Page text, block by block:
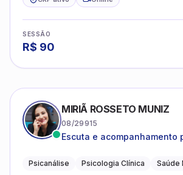
SESSÃO
R$ 90
MIRIÃ ROSSETO MUNIZ
08/29915
Escuta e acompanhamento
Psicanálise Psicologia Clínica Saúde